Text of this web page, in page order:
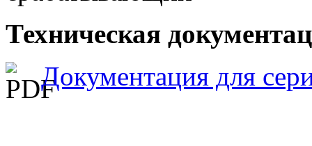
Техническая
Документация для